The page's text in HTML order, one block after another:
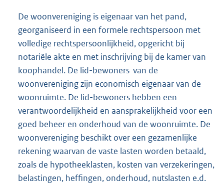
De woonvereniging is eigenaar van het pand,
georganiseerd in een formele rechtspersoon met
volledige rechtspersoonlijkheid, opgericht bij
notariële akte en met inschrijving bij de kamer van
koophandel. De lid-bewoners van de
woonvereniging zijn economisch eigenaar van de
woonruimte. De lid-bewoners hebben een
verantwoordelijkheid en aansprakelijkheid voor een
goed beheer en onderhoud van de woonruimte. De
woonvereniging beschikt over een gezamenlijke
rekening waarvan de vaste lasten worden betaald,
zoals de hypotheeklasten, kosten van verzekeringen,
belastingen, heffingen, onderhoud, nutslasten e.d.